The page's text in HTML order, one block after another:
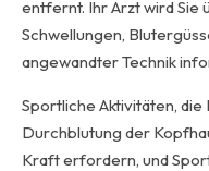
entfernt. Ihr Arzt wird Sie
Schwellungen,
angewandter Technik
Sportliche Aktivitäten,
Durchblutung der
Kraft erfordern, und